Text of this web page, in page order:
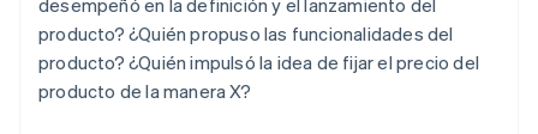
producto? ¿Quién propuso las funcionalidades del
producto? ¿Quién impulsó la idea de fijar el precio del
producto de la manera X?